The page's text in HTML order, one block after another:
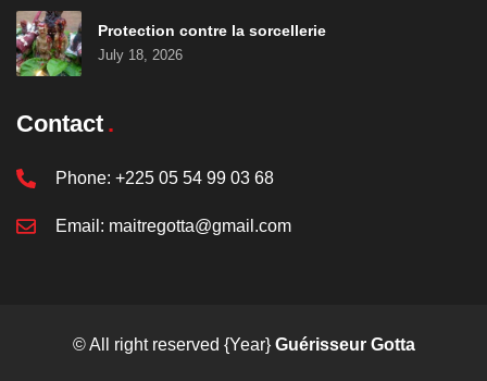
Protection contre la sorcellerie
July 18, 2026
Contact
Phone: +225 05 54 99 03 68
Email: maitregotta@gmail.com
© All right reserved {Year} Guérisseur Gotta